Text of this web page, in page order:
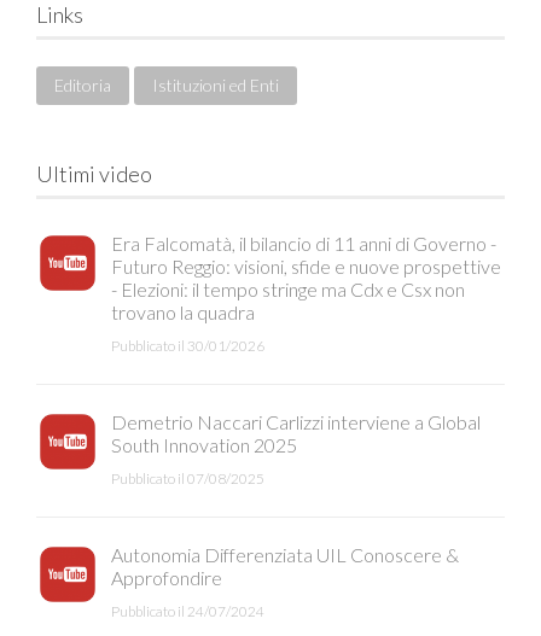
Links
Editoria Istituzioni ed Enti
Ultimi video
Era Falcomatà, il bilancio di 11 anni di Governo -
Futuro Reggio: visioni, sfide e nuove prospettive
- Elezioni: il tempo stringe ma Cdx e Csx non
trovano la quadra
Pubblicato il 30/01/2026
Demetrio Naccari Carlizzi interviene a Global
South Innovation 2025
Pubblicato il 07/08/2025
Autonomia Differenziata UIL Conoscere &
Approfondire
Pubblicato il 24/07/2024